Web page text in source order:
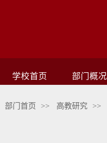
学校首页 部门概况
部门首页 >> 高教研究 >>